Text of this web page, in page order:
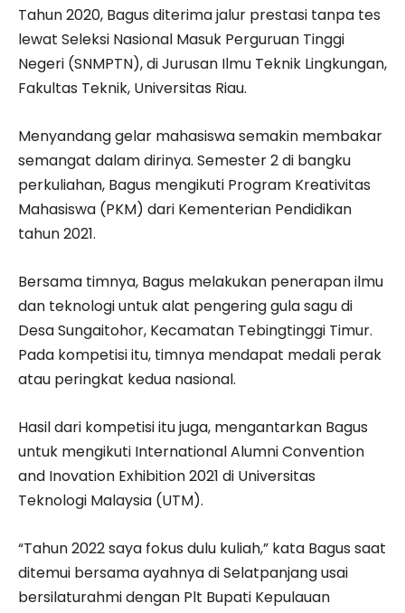
Tahun 2020, Bagus diterima jalur prestasi tanpa tes
lewat Seleksi Nasional Masuk Perguruan Tinggi
Negeri (SNMPTN), di Jurusan Ilmu Teknik Lingkungan,
Fakultas Teknik, Universitas Riau.
Menyandang gelar mahasiswa semakin membakar
semangat dalam dirinya. Semester 2 di bangku
perkuliahan, Bagus mengikuti Program Kreativitas
Mahasiswa (PKM) dari Kementerian Pendidikan
tahun 2021.
Bersama timnya, Bagus melakukan penerapan ilmu
dan teknologi untuk alat pengering gula sagu di
Desa Sungaitohor, Kecamatan Tebingtinggi Timur.
Pada kompetisi itu, timnya mendapat medali perak
atau peringkat kedua nasional.
Hasil dari kompetisi itu juga, mengantarkan Bagus
untuk mengikuti International Alumni Convention
and Inovation Exhibition 2021 di Universitas
Teknologi Malaysia (UTM).
“Tahun 2022 saya fokus dulu kuliah,” kata Bagus saat
ditemui bersama ayahnya di Selatpanjang usai
bersilaturahmi dengan Plt Bupati Kepulauan